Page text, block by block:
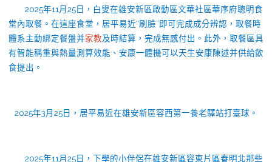
2025年11月25日，白叟在雄安新區啟動區文華社區華序府聰明食
堂內取餐。在這座食堂，居平易近“刷臉”即可完成成分辨認，取餐時
體系主動綁定餐盤并家教及時結算，完成無感付出。此外，取餐區具
有智能稱重與熱量測算效能、安康一體機可以天生安康陳述并供給飲
食提出。
2025年3月25日，居平易近在雄安新區容西第一養老驛站打臺球。
2025年11月25日，下學的小伴侶在雄安新區容東片區春明北那些